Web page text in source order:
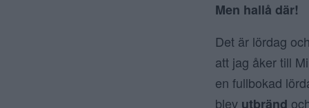
Men hallå där!
Det är lördag
att jag åker till
en fullbokad
blev utbränd